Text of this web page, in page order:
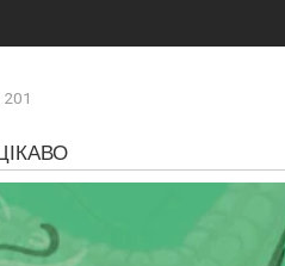
201